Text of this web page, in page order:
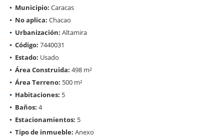
Municipio: Caracas
No aplica: Chacao
Urbanización: Altamira
Código: 7440031
Estado: Usado
Área Construida: 498 m²
Área Terreno: 500 m²
Habitaciones: 5
Baños: 4
Estacionamientos: 5
Tipo de inmueble: Anexo